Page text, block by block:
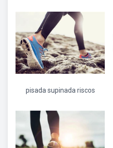
pisada supinada riscos